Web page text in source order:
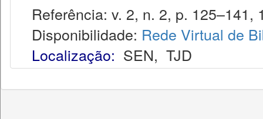
Referência: v. 2, n. 2, p. 125–141,
Disponibilidade: Rede Virtual de
Localização: SEN, TJD